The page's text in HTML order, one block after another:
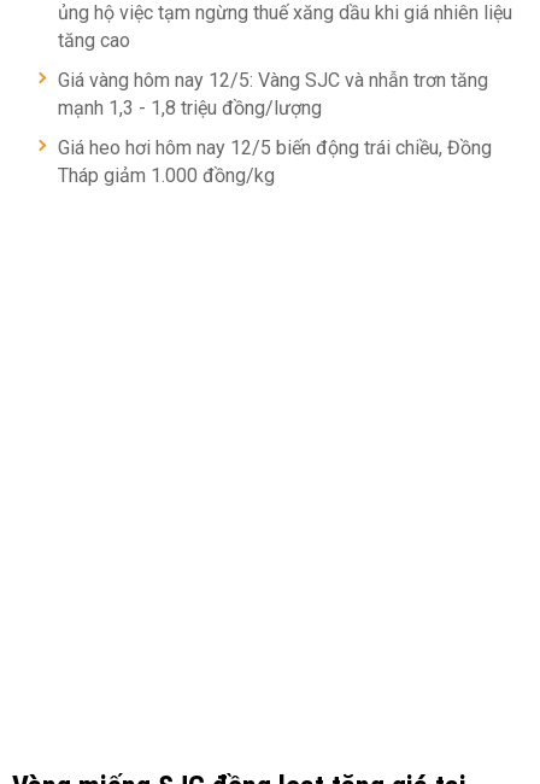
ủng hộ việc tạm ngừng thuế xăng dầu khi giá nhiên liệu
tăng cao
Giá vàng hôm nay 12/5: Vàng SJC và nhẫn trơn tăng
mạnh 1,3 - 1,8 triệu đồng/lượng
Giá heo hơi hôm nay 12/5 biến động trái chiều, Đồng
Tháp giảm 1.000 đồng/kg